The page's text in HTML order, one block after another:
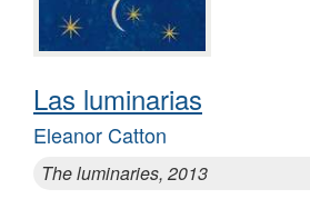
Las luminarias
Eleanor Catton
The luminaries, 2013